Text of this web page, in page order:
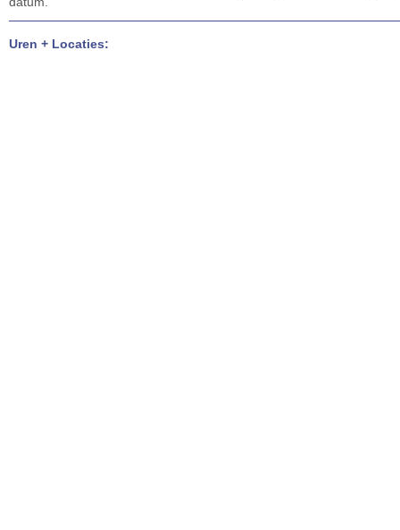
Uren + Locaties: